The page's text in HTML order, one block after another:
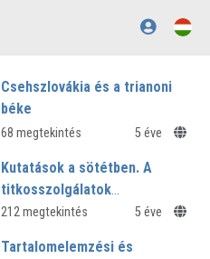
Csehszlovákia és a trianoni
béke
68 megtekintés 5 éve
Kutatások a sötétben. A
titkosszolgálatok
vizsgálatának módszertani
212 megtekintés 5 éve
Tartalomelemzési és